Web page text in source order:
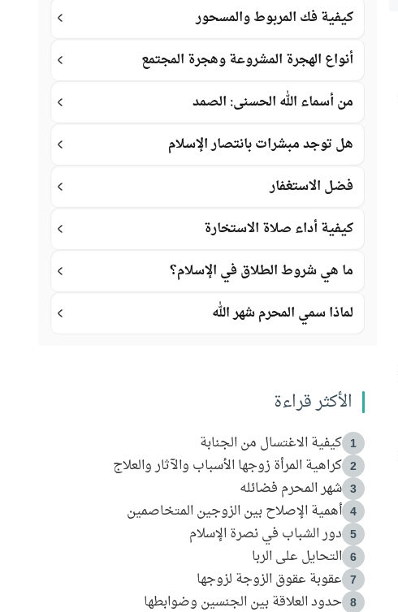
كيفية فك المربوط والمسحور
أنواع الهجرة المشروعة وهجرة المجتمع
من أسماء الله الحسنى: الصمد
هل توجد مبشرات بانتصار الإسلام
فضل الاستغفار
كيفية أداء صلاة الاستخارة
ما هي شروط الطلاق في الإسلام؟
لماذا سمي المحرم شهر الله
الأكثر قراءة
1 كيفية الاغتسال من الجنابة
2 كراهية المرأة زوجها الأسباب والآثار والعلاج
3 شهر المحرم فضائله
4 أهمية الإصلاح بين الزوجين المتخاصمين
5 دور الشباب في نصرة الإسلام
6 التحايل على الربا
7 عقوبة عقوق الزوجة لزوجها
8 حدود العلاقة بين الجنسين وضوابطها